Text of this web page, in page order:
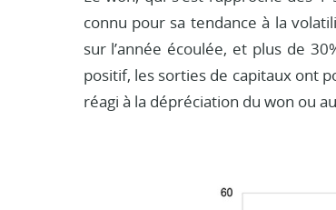
connu pour sa tendance à la
sur l’année écoulée, et plus de
positif, les sorties de capitaux ont
réagi à la dépréciation du won ou